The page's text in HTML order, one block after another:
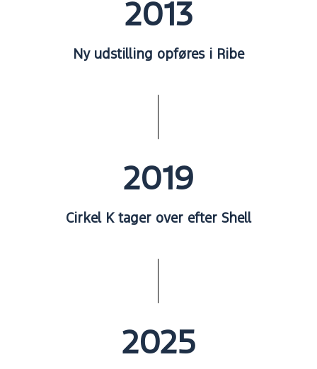
2013
Ny udstilling opføres i Ribe
2019
Cirkel K tager over efter Shell
2025